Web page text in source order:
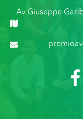
Av Giuseppe